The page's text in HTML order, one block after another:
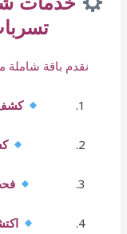
نقدم باقة
كشف